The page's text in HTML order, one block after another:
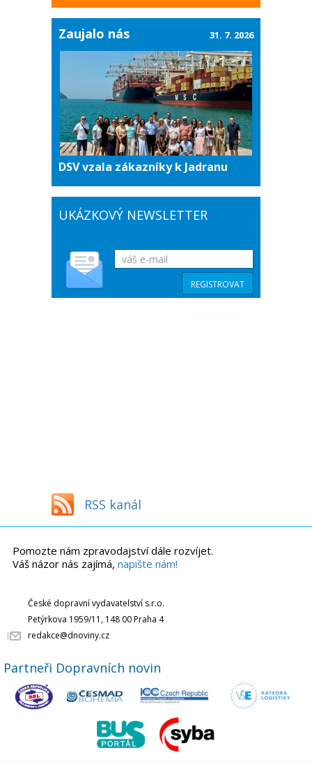
Zaujalo nás
DSV vzala zákazníky k Jadranu
31. 7. 2026
UKÁZKOVÝ NEWSLETTER
RSS kanál
Pomozte nám zpravodajství dále rozvíjet.
Váš názor nás zajímá, napište nám!
České dopravní vydavatelství s.r.o.
Petýrkova 1959/11, 148 00 Praha 4
redakce@dnoviny.cz
Partneři Dopravních novin